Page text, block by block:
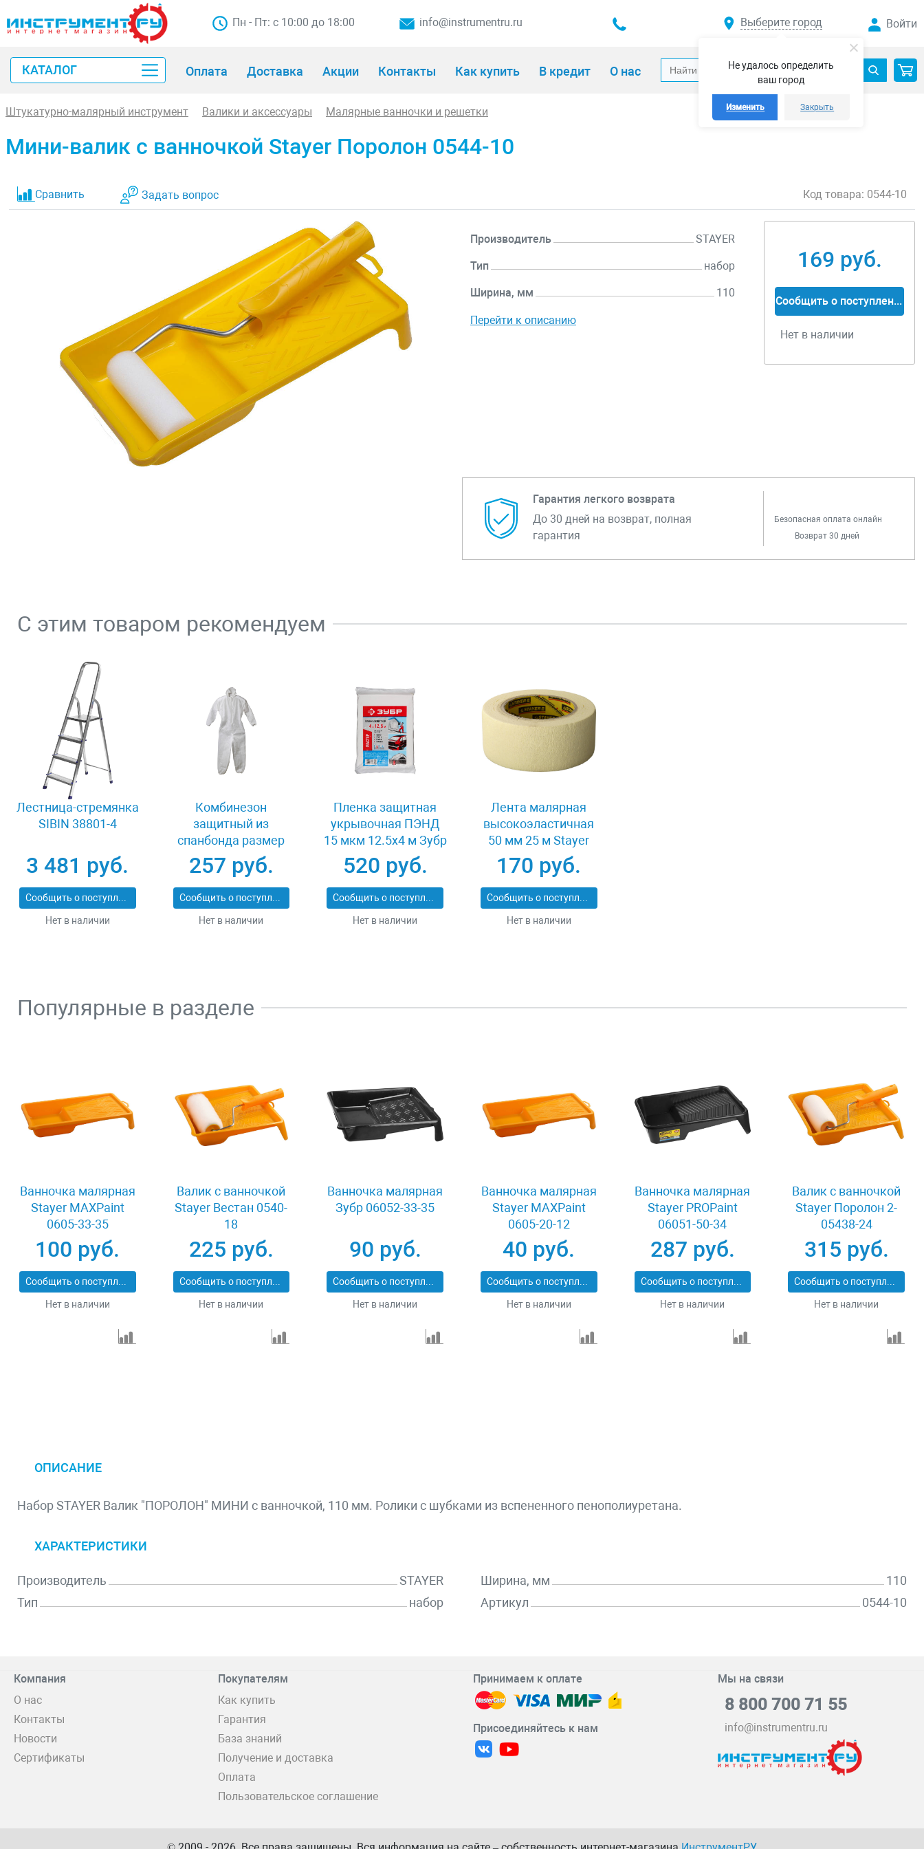
Не удалось определить
ваш город
Изменить Закрыть
Пн - Пт: с 10:00 до 18:00 info@instrumentru.ru Выберите город Войти
КАТАЛОГ Оплата Доставка Акции Контакты Как купить В кредит О нас
Штукатурно-малярный инструмент Валики и аксессуары Малярные ванночки и решетки
Мини-валик с ванночкой Stayer Поролон 0544-10
Сравнить Задать вопрос Код товара: 0544-10
Производитель STAYER
Тип набор
Ширина, мм 110
Перейти к описанию
169 руб.
Сообщить о поступлении
Нет в наличии
Гарантия легкого возврата
До 30 дней на возврат, полная
гарантия
Безопасная оплата онлайн
Возврат 30 дней
С этим товаром рекомендуем
Лестница-стремянка
SIBIN 38801-4
3 481 руб.
Сообщить о поступлении
Нет в наличии
Комбинезон
защитный из
спанбонда размер
52-54 Stayer MASTER
11603-52
257 руб.
Сообщить о поступлении
Нет в наличии
Пленка защитная
укрывочная ПЭНД
15 мкм 12.5x4 м Зубр
12257-15-12
520 руб.
Сообщить о поступлении
Нет в наличии
Лента малярная
высокоэластичная
50 мм 25 м Stayer
12123-50-25
170 руб.
Сообщить о поступлении
Нет в наличии
Популярные в разделе
Ванночка малярная
Stayer MAXPaint
0605-33-35
100 руб.
Сообщить о поступлении
Нет в наличии
Валик с ванночкой
Stayer Вестан 0540-
18
225 руб.
Сообщить о поступлении
Нет в наличии
Ванночка малярная
Зубр 06052-33-35
90 руб.
Сообщить о поступлении
Нет в наличии
Ванночка малярная
Stayer MAXPaint
0605-20-12
40 руб.
Сообщить о поступлении
Нет в наличии
Ванночка малярная
Stayer PROPaint
06051-50-34
287 руб.
Сообщить о поступлении
Нет в наличии
Валик с ванночкой
Stayer Поролон 2-
05438-24
315 руб.
Сообщить о поступлении
Нет в наличии
ОПИСАНИЕ
Набор STAYER Валик "ПОРОЛОН" МИНИ с ванночкой, 110 мм. Ролики с шубками из вспененного пенополиуретана.
ХАРАКТЕРИСТИКИ
Производитель
STAYER
Тип
набор
Ширина, мм
110
Артикул
0544-10
Компания
О нас
Контакты
Новости
Сертификаты
Покупателям
Как купить
Гарантия
База знаний
Получение и доставка
Оплата
Пользовательское соглашение
Принимаем к оплате
Присоединяйтесь к нам
Мы на связи
8 800 700 71 55
info@instrumentru.ru